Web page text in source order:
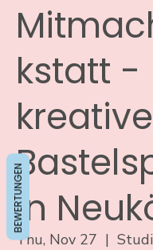
kstatt -
in
Thu, Nov 27
  |
BEWERTUNGEN